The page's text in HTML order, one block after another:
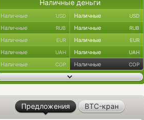
Наличные деньги
Наличные USD Наличные USD
Наличные RUB Наличные RUB
Наличные EUR Наличные EUR
Наличные UAH Наличные UAH
Наличные COP Наличные COP
Предложения BTC-кран